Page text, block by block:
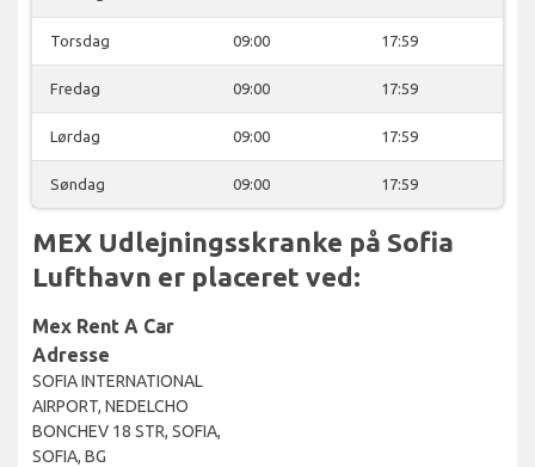
Torsdag 09:00 17:59
Fredag 09:00 17:59
Lørdag 09:00 17:59
Søndag 09:00 17:59
MEX Udlejningsskranke på Sofia
Lufthavn er placeret ved:
Mex Rent A Car
Adresse
SOFIA INTERNATIONAL
AIRPORT, NEDELCHO
BONCHEV 18 STR, SOFIA,
SOFIA, BG